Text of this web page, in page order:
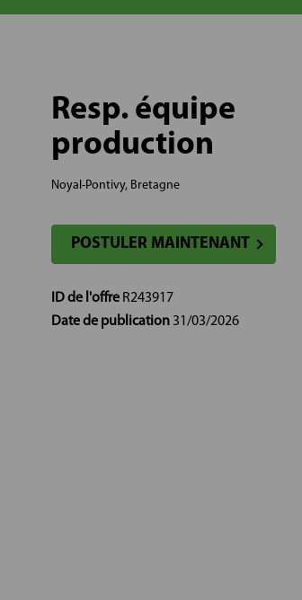
Resp. équipe
production
Noyal-Pontivy, Bretagne
POSTULER MAINTENANT
ID de l'offre R243917
Date de publication 31/03/2026